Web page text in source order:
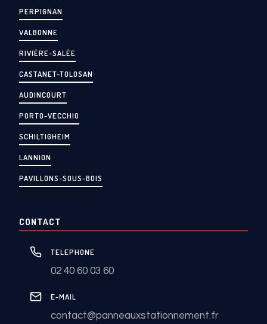
PERPIGNAN
VALBONNE
RIVIÈRE-SALÉE
CASTANET-TOLOSAN
AUDINCOURT
PORTO-VECCHIO
SCHILTIGHEIM
LANNION
PAVILLONS-SOUS-BOIS
CONTACT
TELEPHONE
02 40 60 03 60
E-MAIL
contact@panneauxstationnement.fr